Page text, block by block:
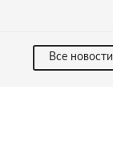
Все новости